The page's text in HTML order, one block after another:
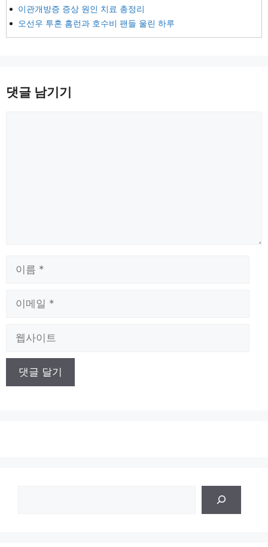
이관개방증 증상 원인 치료 총정리
오선우 투혼 홈런과 호수비 팬들 울린 하루
댓글 남기기